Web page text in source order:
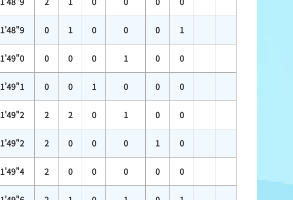
1'48"9 0 1 0 0 0 1
1'49"0 0 0 0 1 0 0
1'49"1 0 0 1 0 0 0
1'49"2 2 2 0 1 0 0
1'49"2 2 0 0 0 1 0
1'49"4 2 0 0 0 0 0